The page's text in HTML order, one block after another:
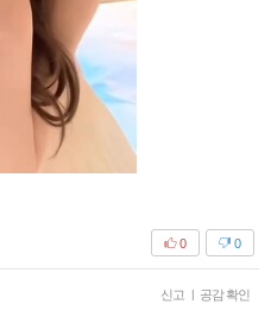
0
0
신고 | 공감 확인